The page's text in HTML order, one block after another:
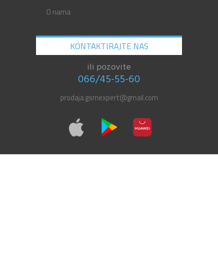
O nama
KONTAKTIRAJTE NAS
ili pozovite
066/45-55-60
prodaja.gsmexpert@gmail.com